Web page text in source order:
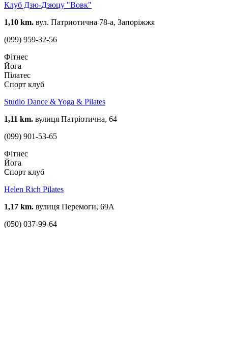
Клуб Дзю-Дзюцу "Вовк"
1,10 km. вул. Патриотична 78-а, Запоріжжя
(099) 959-32-56
Фітнес
Йога
Пілатес
Спорт клуб
Studio Dance & Yoga & Pilates
1,11 km. вулиця Патріотична, 64
(099) 901-53-65
Фітнес
Йога
Спорт клуб
Helen Rich Pilates
1,17 km. вулиця Перемоги, 69А
(050) 037-99-64